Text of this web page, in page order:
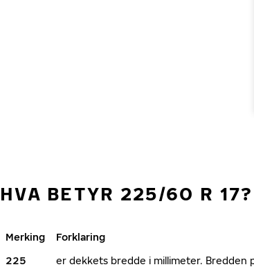
HVA BETYR 225/60 R 17?
Merking
Forklaring
225
er dekkets bredde i millimeter. Bredden